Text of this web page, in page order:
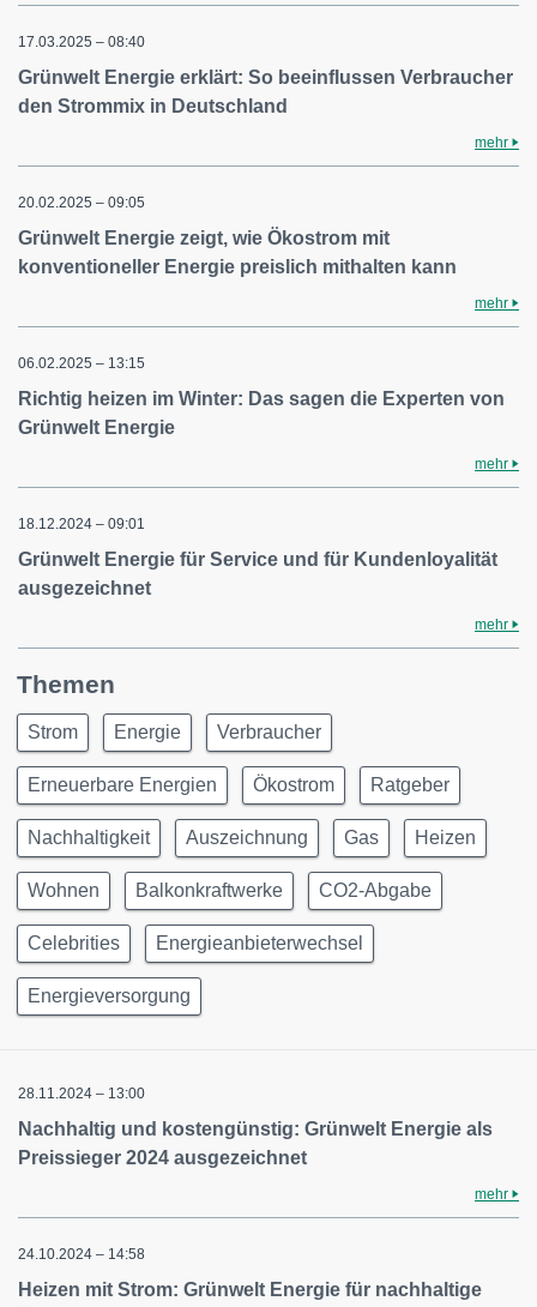
17.03.2025 – 08:40
Grünwelt Energie erklärt: So beeinflussen Verbraucher
den Strommix in Deutschland
mehr
20.02.2025 – 09:05
Grünwelt Energie zeigt, wie Ökostrom mit
konventioneller Energie preislich mithalten kann
mehr
06.02.2025 – 13:15
Richtig heizen im Winter: Das sagen die Experten von
Grünwelt Energie
mehr
18.12.2024 – 09:01
Grünwelt Energie für Service und für Kundenloyalität
ausgezeichnet
mehr
Themen
Strom Energie Verbraucher
Erneuerbare Energien Ökostrom Ratgeber
Nachhaltigkeit Auszeichnung Gas Heizen
Wohnen Balkonkraftwerke CO2-Abgabe
Celebrities Energieanbieterwechsel
Energieversorgung
28.11.2024 – 13:00
Nachhaltig und kostengünstig: Grünwelt Energie als
Preissieger 2024 ausgezeichnet
mehr
24.10.2024 – 14:58
Heizen mit Strom: Grünwelt Energie für nachhaltige